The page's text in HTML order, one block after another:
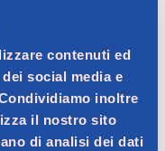
contenuti ed
social media e
inoltre
il nostro sito
di analisi dei dati
€
(1,50 € / LT)
Aggiungi